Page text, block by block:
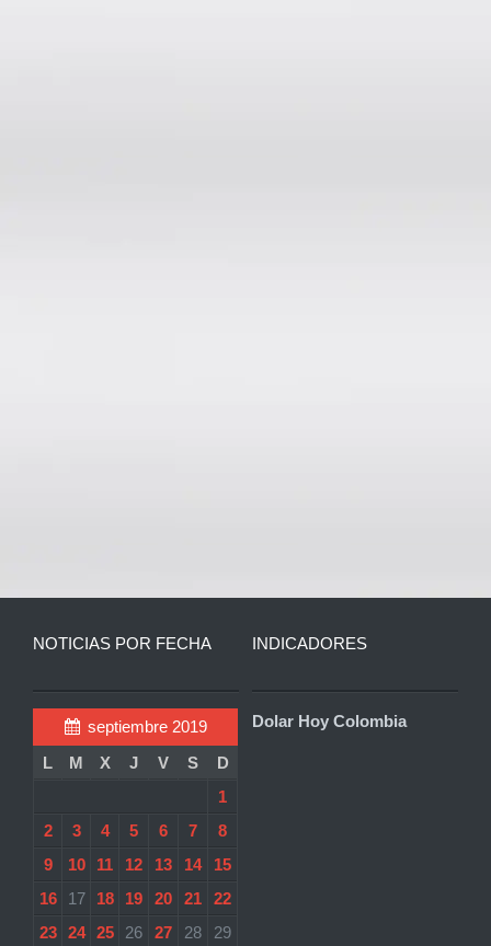
NOTICIAS POR FECHA
septiembre 2019
L
M X J V S
D
1
2
3 4 5 6 7
8
9
10 11 12 13 14
15
16
17 18 19 20 21
22
23
24 25 26 27 28
29
INDICADORES
Dolar Hoy Colombia